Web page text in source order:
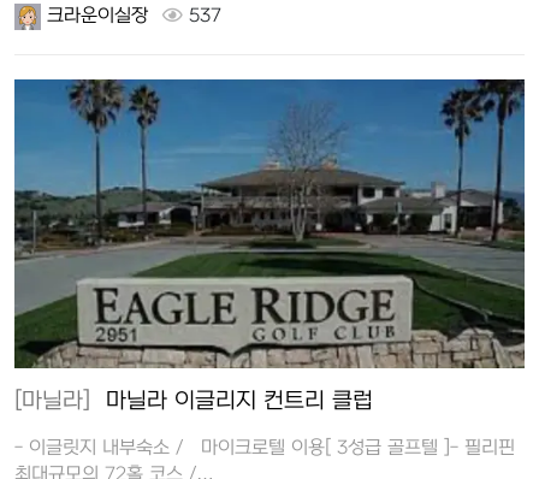
크라운이실장 537
[마닐라] 마닐라 이글리지 컨트리 클럽
- 이글릿지 내부숙소 / 마이크로텔 이용[ 3성급 골프텔 ]- 필리핀
최대규모의 72홀 코스 /…